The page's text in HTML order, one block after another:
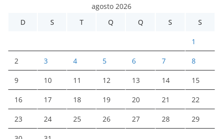
agosto 2026
D
S T Q Q S S
1
2 3 4 5 6 7 8
9 10 11 12 13 14 15
16 17 18 19 20 21 22
23 24 25 26 27 28 29